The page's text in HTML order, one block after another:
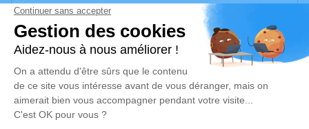
vos condoléances, partager des photos souvenirs, une
anecdote ou exprimer vos pensées à travers des
poèmes ou des textes. Cet endroit est un lieu
d'expression dédié à honorer la mémoire de Nicolle
PREVOT.
Un service de plantation d’arbre hommage est
disponible ici.